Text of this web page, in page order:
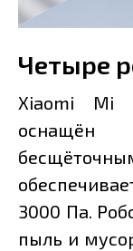
Четыре
Xiaomi Mi
3000 Па.
пыль и